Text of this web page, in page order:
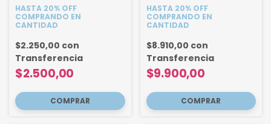
HASTA 20% OFF
COMPRANDO EN
CANTIDAD
$2.500,00
$2.250,00 con
Transferencia
HASTA 20% OFF
COMPRANDO EN
CANTIDAD
$9.900,00
$8.910,00 con
Transferencia